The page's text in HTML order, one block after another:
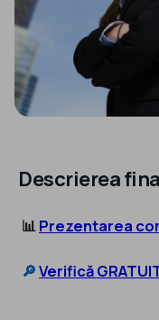
Descrierea
📊Prezentarea
🔎Verifică